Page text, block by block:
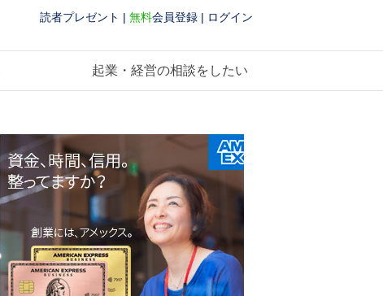
読者プレゼント | 無料会員登録 | ログイン
起業・経営の相談をしたい